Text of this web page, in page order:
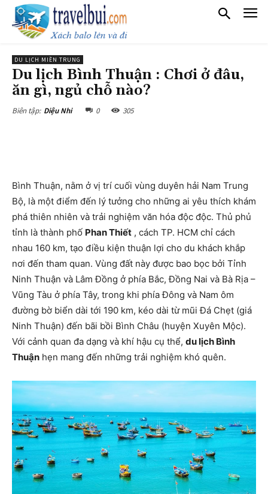
DU LỊCH MIỀN TRUNG
Du lịch Bình Thuận : Chơi ở đâu,
ăn gì, ngủ chỗ nào?
Biên tập: Diệu Nhi 0 305
Bình Thuận, nằm ở vị trí cuối vùng duyên hải Nam Trung
Bộ, là một điểm đến lý tưởng cho những ai yêu thích khám
phá thiên nhiên và trải nghiệm văn hóa độc độc. Thủ phủ
tỉnh là thành phố Phan Thiết , cách TP. HCM chỉ cách
nhau 160 km, tạo điều kiện thuận lợi cho du khách khắp
nơi đến tham quan. Vùng đất này được bao bọc bởi Tỉnh
Ninh Thuận và Lâm Đồng ở phía Bắc, Đồng Nai và Bà Rịa –
Vũng Tàu ở phía Tây, trong khi phía Đông và Nam ôm
đường bờ biển dài tới 190 km, kéo dài từ mũi Đá Chẹt (giá
Ninh Thuận) đến bãi bồi Bình Châu (huyện Xuyên Mộc).
Với cảnh quan đa dạng và khí hậu cụ thể, du lịch Bình
Thuận hẹn mang đến những trải nghiệm khó quên.